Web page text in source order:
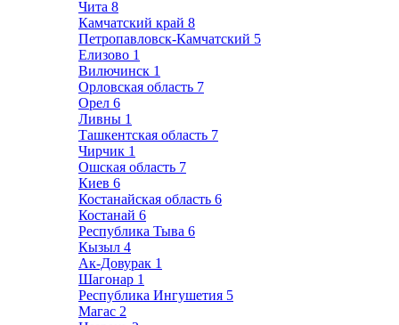
Чита 8
Камчатский край 8
Петропавловск-Камчатский 5
Елизово 1
Вилючинск 1
Орловская область 7
Орел 6
Ливны 1
Ташкентская область 7
Чирчик 1
Ошская область 7
Киев 6
Костанайская область 6
Костанай 6
Республика Тыва 6
Кызыл 4
Ак-Довурак 1
Шагонар 1
Республика Ингушетия 5
Магас 2